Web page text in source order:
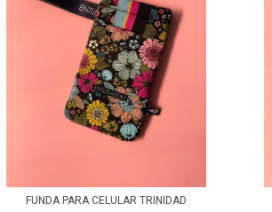
FUNDA PARA CELULAR TRINIDAD